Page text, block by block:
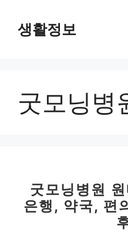
생활정보
굿모닝병
굿모닝병원
은행, 약국, 편